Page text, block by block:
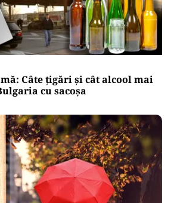
Câte țigări și cât alcool mai
cu sacoșa